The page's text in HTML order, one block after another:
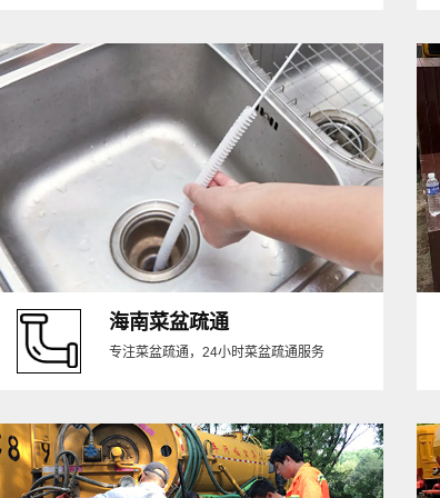
海南菜盆疏通
专注菜盆疏通，24小时菜盆疏通服务